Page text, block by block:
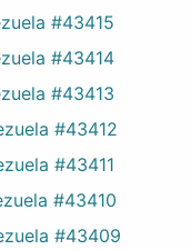
#43415
#43414
#43413
#43412
#43411
#43410
#43409